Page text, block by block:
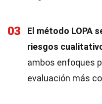
03
El método LOPA
riesgos
ambos enfoques
evaluación más